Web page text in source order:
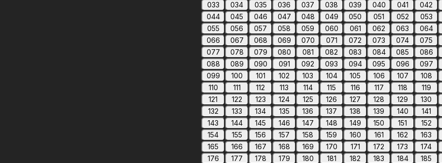
033
034 035 036 037 038 039 040 041 042
044
045 046 047 048 049 050 051 052 053
055
056 057 058 059 060 061 062 063 064
066
067 068 069 070 071 072 073 074 075
077
078 079 080 081 082 083 084 085 086
088
089 090 091 092 093 094 095 096 097
099
100 101 102 103 104 105 106 107 108
110
111 112 113 114 115 116 117 118 119
121
122 123 124 125 126 127 128 129 130
132
133 134 135 136 137 138 139 140 141
143
144 145 146 147 148 149 150 151 152
154
155 156 157 158 159 160 161 162 163
165
166 167 168 169 170 171 172 173 174
176
177 178 179 180 181 182 183 184 185